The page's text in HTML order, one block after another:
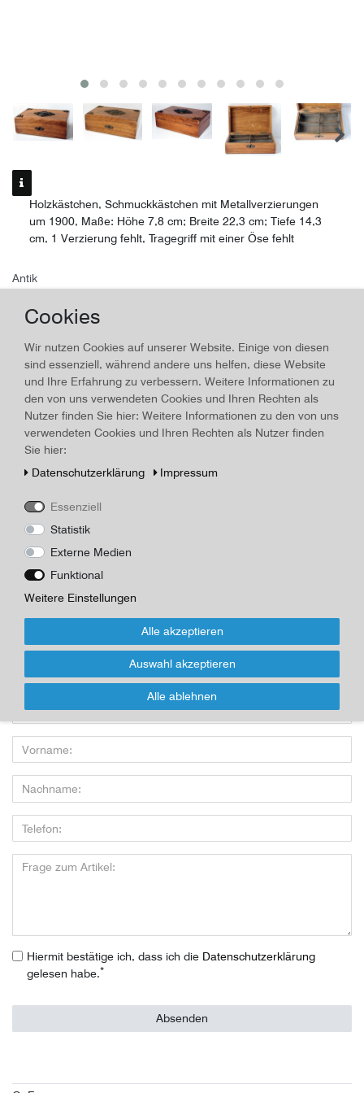
Holzkästchen, Schmuckkästchen mit Metallverzierungen
um 1900, Maße: Höhe 7,8 cm; Breite 22,3 cm; Tiefe 14,3
cm, 1 Verzierung fehlt, Tragegriff mit einer Öse fehlt
Antik
Holzkästchen, Schmuckkästchen mit
Material:unbekannt, Jahr: um 1900
Technisches
Merkmal
Wert
Art.-ID 16636
Beschreibung
Holzkästchen, Schmuckkästchen mit Metallverzierungen um
1900, Maße: Höhe 7,8 cm; Breite 22,3 cm; Tiefe 14,3 cm, 1
Messing, Scharniere in Ordnung, unrestaurierter Zustand
72,00 EUR
Für Infos zum Artikel oder Kauf, bitte
Formular nutzen!
Wenn Sie den Artikel kaufen möchten, dann bitte das Formular
nutzen:
Hiermit bestätige ich, dass ich die Daten­schutz­erklärung
gelesen habe.*
Absenden
Cookies
Wir nutzen Cookies auf unserer Website. Einige von diesen
sind essenziell, während andere uns helfen, diese Website
und Ihre Erfahrung zu verbessern. Weitere Informationen zu
den von uns verwendeten Cookies und Ihren Rechten als
Nutzer finden Sie hier: Weitere Informationen zu den von uns
verwendeten Cookies und Ihren Rechten als Nutzer finden
Sie hier:
Daten­schutz­erklärung
Impressum
Essenziell
Statistik
Externe Medien
Funktional
Weitere Einstellungen
Alle akzeptieren
Auswahl akzeptieren
Alle ablehnen